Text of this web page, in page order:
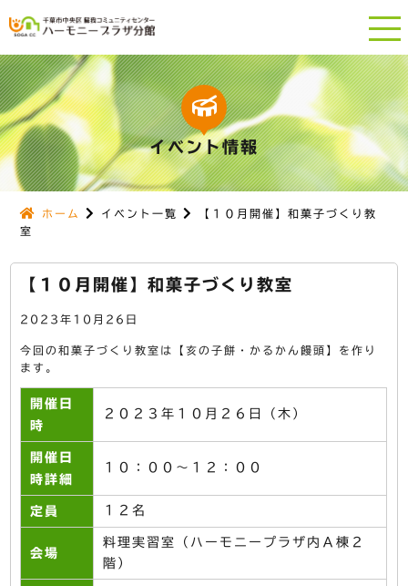
イベント情報
ホーム イベント一覧
【１０月開催】和菓子づくり教
室
【１０月開催】和菓子づくり教室
2023年10月26日
今回の和菓子づくり教室は【亥の子餅・かるかん饅頭】を作り
ます。
開催日
時
２０２３年１０月２６日（木）
開催日
時詳細
１０：００～１２：００
定員 １２名
会場
料理実習室（ハーモニープラザ内Ａ棟２
階）